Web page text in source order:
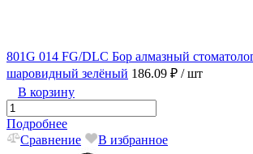
801G 014 FG/DLC Бор алмазный
шаровидный зелёный 186.09 ₽ / шт
В корзину
Подробнее
Сравнение
В избранное